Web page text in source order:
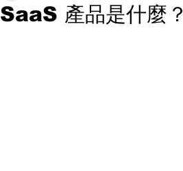
SaaS 產品是什麼？